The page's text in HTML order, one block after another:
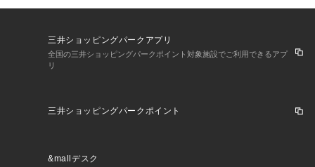
三井ショッピングパークアプリ
全国の三井ショッピングパークポイント対象施設でご利用できるアプ
リ
三井ショッピングパークポイント
&mallデスク